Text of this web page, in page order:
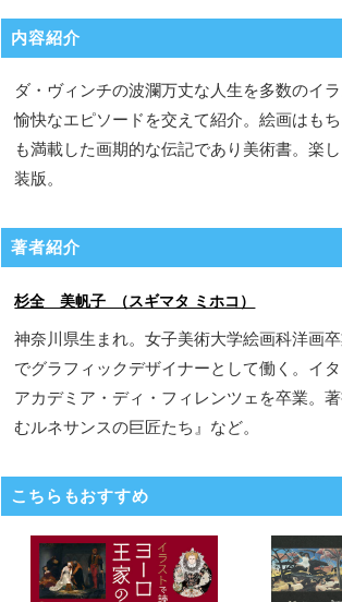
内容紹介
ダ・ヴィンチの波瀾万丈な人生を多数のイ
愉快なエピソードを交えて紹介。絵画はも
も満載した画期的な伝記であり美術書。楽
装版。
著者紹介
杉全 美帆子 （スギマタ ミホコ）
神奈川県生まれ。女子美術大学絵画科洋画
でグラフィックデザイナーとして働く。イ
アカデミア・ディ・フィレンツェを卒業。
むルネサンスの巨匠たち』など。
こちらもおすすめ